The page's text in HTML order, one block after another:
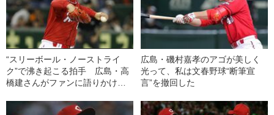
“スリーボール・ノーストライ
ク”で沸き起こる拍手 広島・高
橋建さんがファンに語りかけた
広島・磯村嘉孝のアゴが美しく
光って、私は文春野球“断筆宣
言”を撤回した